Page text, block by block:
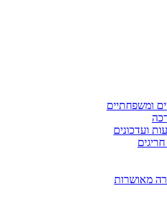
ומשפחתיים
ועדכונים
מאושרות